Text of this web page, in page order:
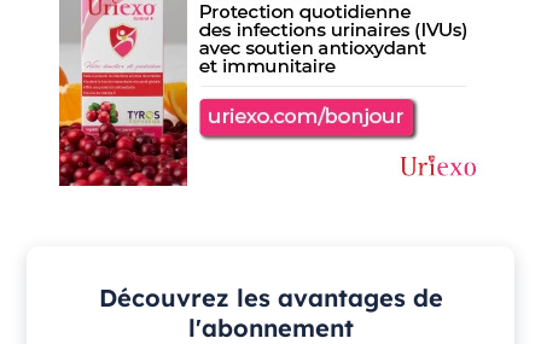
Découvrez les avantages de
l'abonnement